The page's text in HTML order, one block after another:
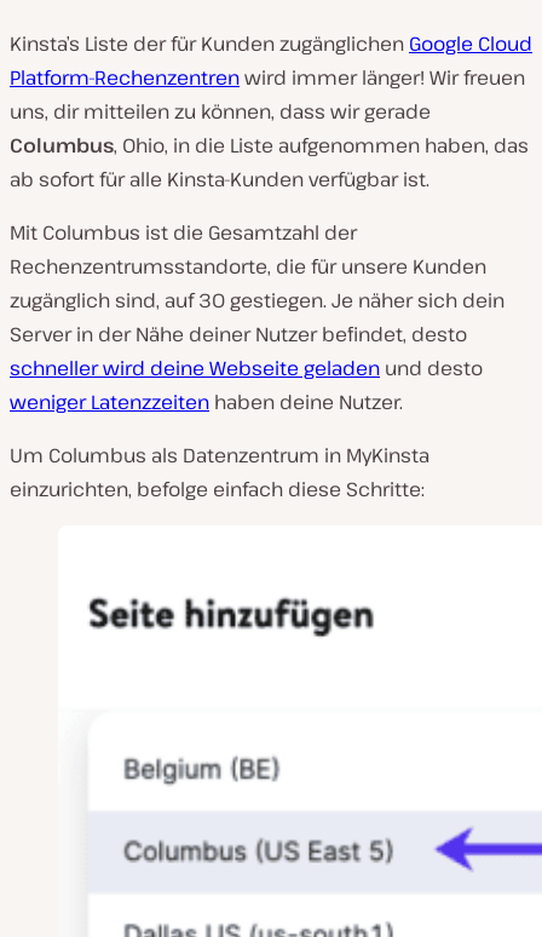
Kinsta’s Liste der für Kunden zugänglichen Google Cloud
Platform-Rechenzentrenwird immer länger! Wir freuen
uns, dir mitteilen zu können, dass wir gerade
Columbus, Ohio, in die Liste aufgenommen haben, das
ab sofort für alle Kinsta-Kunden verfügbar ist.
Mit Columbus ist die Gesamtzahl der
Rechenzentrumsstandorte, die für unsere Kunden
zugänglich sind, auf 30 gestiegen. Je näher sich dein
Server in der Nähe deiner Nutzer befindet, desto
schneller wird deine Webseite geladen und desto
weniger Latenzzeiten haben deine Nutzer.
Um Columbus als Datenzentrum in MyKinsta
einzurichten, befolge einfach diese Schritte: